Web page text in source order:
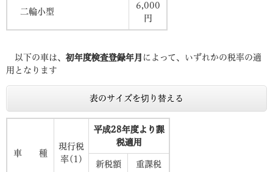
二輪小型
6,000
円
以下の車は、 初年度検査登録年月 によって、いずれかの税率の適
用となります
表のサイズを切り替える
車 種
現行税
率(1)
平成28年度より課
税適用
新税額
重課税